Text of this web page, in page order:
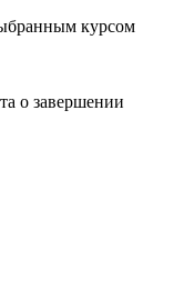
курсом
о завершении